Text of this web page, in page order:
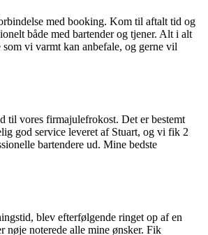
med booking. Kom til aftalt tid og
både med bartender og tjener. Alt i alt
vi varmt kan anbefale, og gerne vil
til vores firmajulefrokost. Det er bestemt
god service leveret af Stuart, og vi fik 2
bartendere ud. Mine bedste
blev efterfølgende ringet op af en
nøje noterede alle mine ønsker. Fik